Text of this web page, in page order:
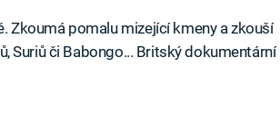
Zkoumá pomalu mizející kmeny a zkouší
Suriů či Babongo... Britský dokumentární